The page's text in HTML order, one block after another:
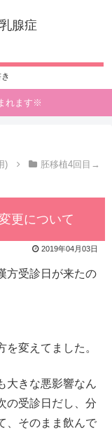
腺症
れます※
)
胚移植4回目→
更について
2019年04月03日
方受診日が来たの
変えてました。
大きな悪影響なん
の受診日だし、分
、そのまま飲んで